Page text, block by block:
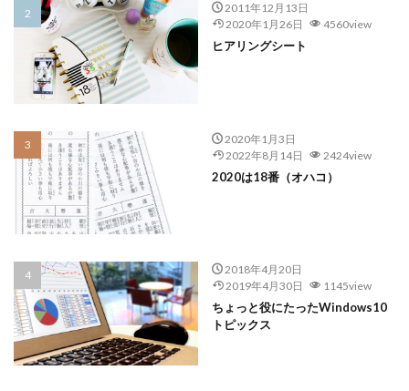
2011年12月13日
2020年1月26日
4560view
ヒアリングシート
2020年1月3日
2022年8月14日
2424view
2020は18番（オハコ）
2018年4月20日
2019年4月30日
1145view
ちょっと役にたったWindows10
トピックス